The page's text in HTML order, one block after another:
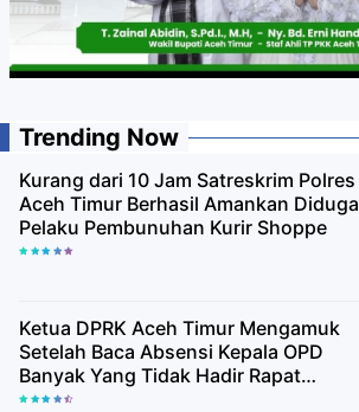
Trending Now
Kurang dari 10 Jam Satreskrim Polres
Aceh Timur Berhasil Amankan Diduga
Pelaku Pembunuhan Kurir Shoppe
Ketua DPRK Aceh Timur Mengamuk
Setelah Baca Absensi Kepala OPD
Banyak Yang Tidak Hadir Rapat
Paripurna